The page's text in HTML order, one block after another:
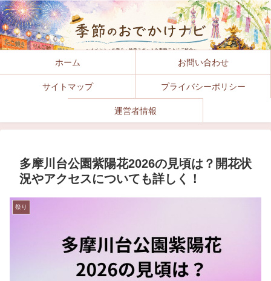
ホーム お問い合わせ
サイトマップ プライバシーポリシー
運営者情報
多摩川台公園紫陽花2026の見頃は？開花状
況やアクセスについても詳しく！
祭り